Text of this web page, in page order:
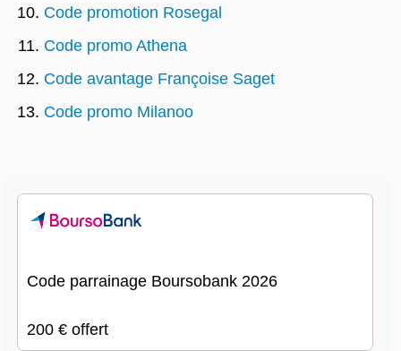
Code promotion Rosegal
Code promo Athena
Code avantage Françoise Saget
Code promo Milanoo
Code parrainage Boursobank 2026
200 € offert